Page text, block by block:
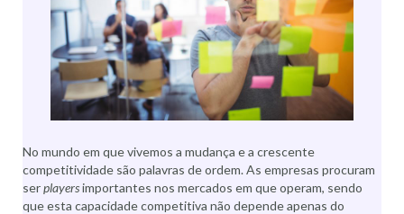
No mundo em que vivemos a mudança e a crescente
competitividade são palavras de ordem. As empresas procuram
serplayersimportantes nos mercados em que operam, sendo
que esta capacidade competitiva não depende apenas do